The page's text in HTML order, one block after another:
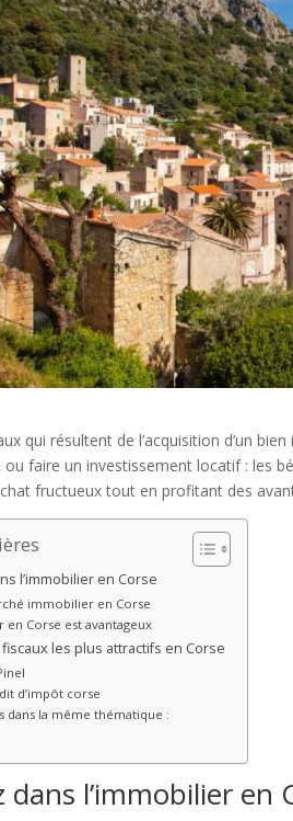
qui résultent de l’acquisition d’un
faire un investissement locatif : les
fructueux tout en profitant des
l’immobilier en Corse
immobilier en Corse
en Corse est avantageux
les plus attractifs en Corse
d’impôt corse
dans la même thématique :
dans l’immobilier en